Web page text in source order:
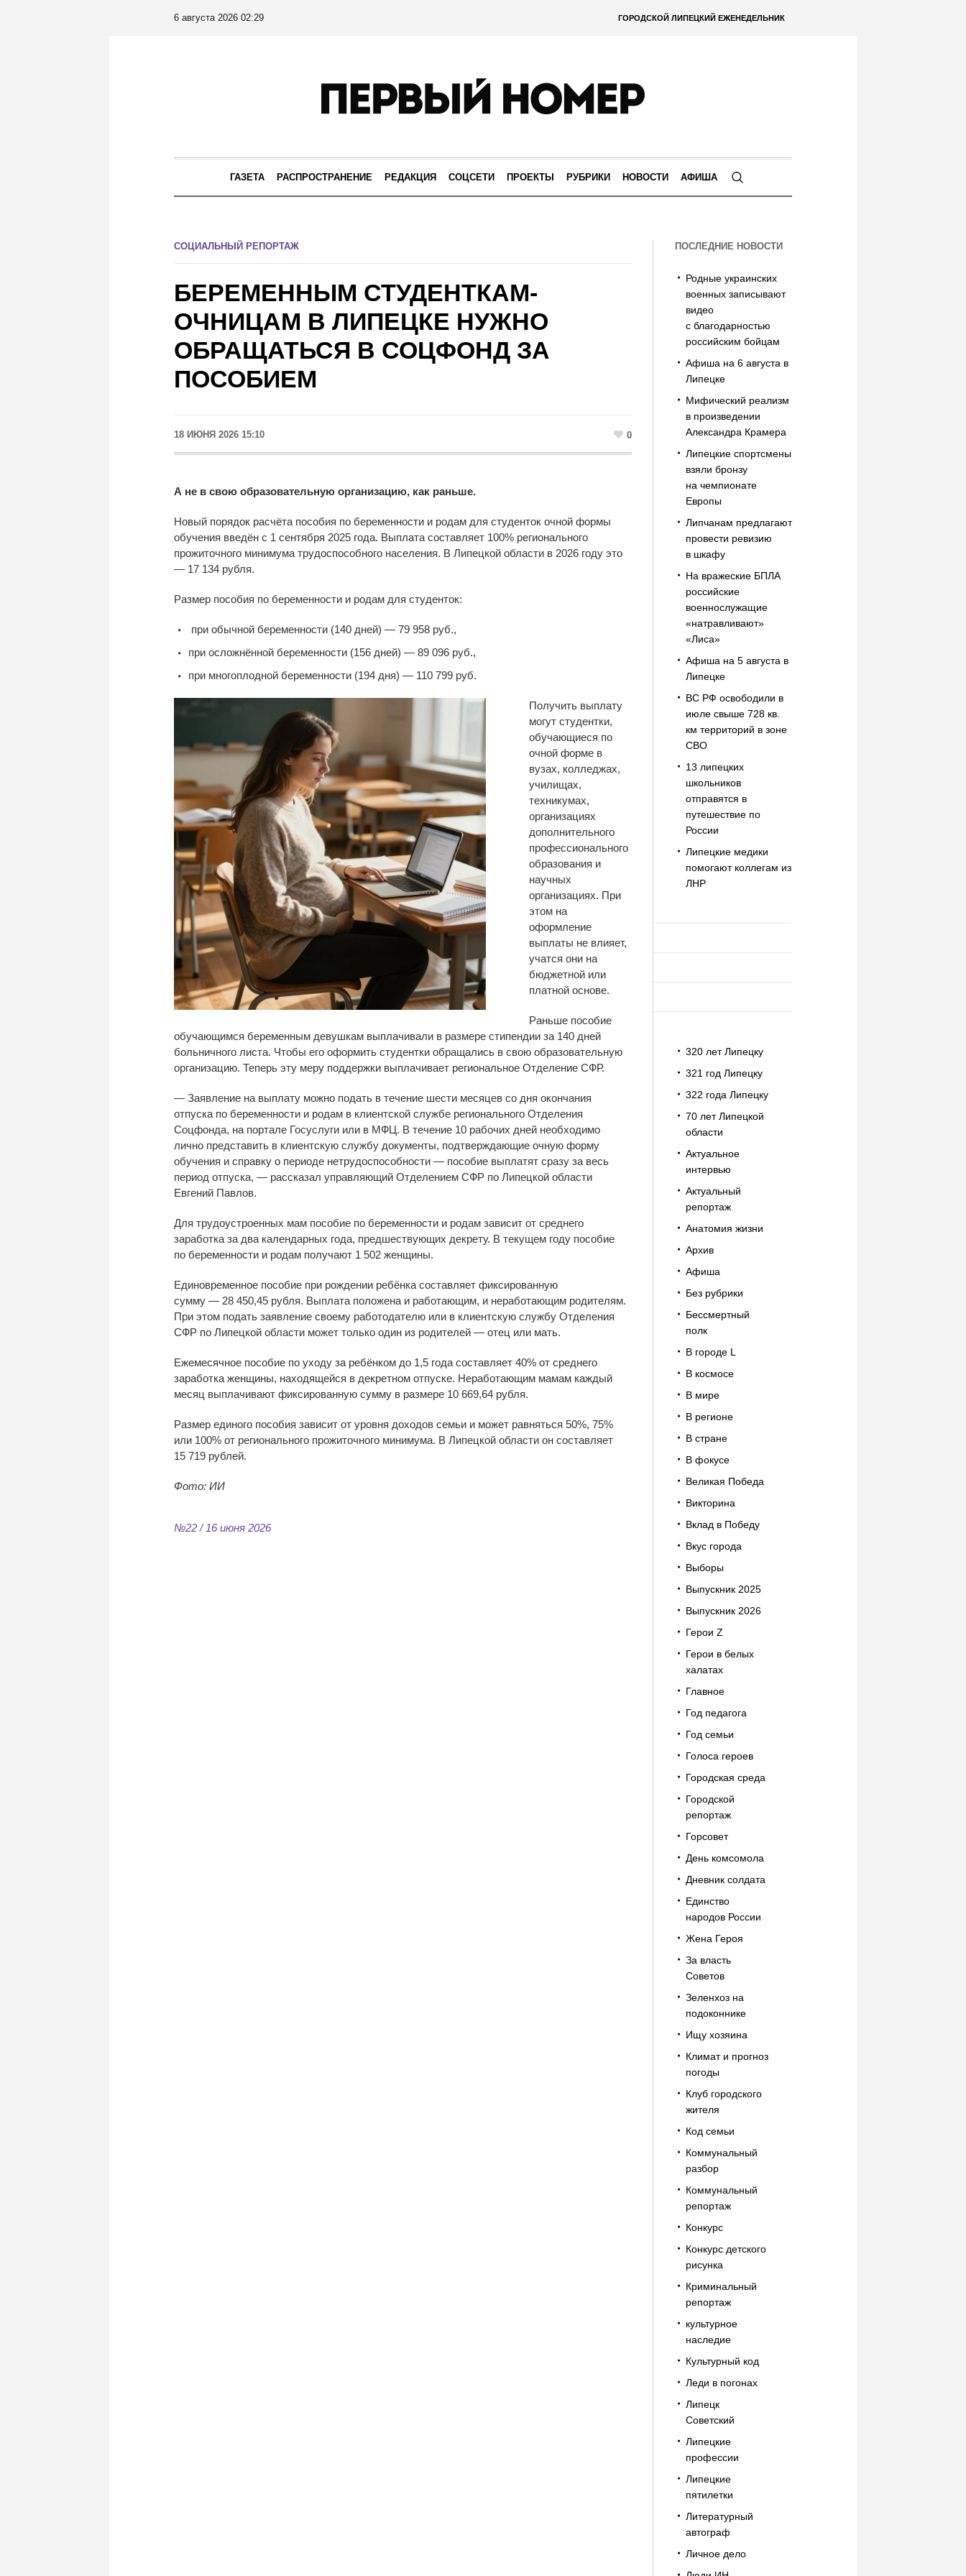
ГОРОДСКОЙ ЛИПЕЦКИЙ ЕЖЕНЕДЕЛЬНИК
6 августа 2026 02:29
ГАЗЕТА РАСПРОСТРАНЕНИЕ РЕДАКЦИЯ СОЦСЕТИ ПРОЕКТЫ РУБРИКИ НОВОСТИ АФИША
СОЦИАЛЬНЫЙ РЕПОРТАЖ
БЕРЕМЕННЫМ СТУДЕНТКАМ-
ОЧНИЦАМ В ЛИПЕЦКЕ НУЖНО
ОБРАЩАТЬСЯ В СОЦФОНД ЗА
ПОСОБИЕМ
18 ИЮНЯ 2026 15:10 0
А не в свою образовательную организацию, как раньше.
Новый порядок расчёта пособия по беременности и родам для студенток очной формы
обучения введён с 1 сентября 2025 года. Выплата составляет 100% регионального
прожиточного минимума трудоспособного населения. В Липецкой области в 2026 году это
— 17 134 рубля.
Размер пособия по беременности и родам для студенток:
при обычной беременности (140 дней) — 79 958 руб.,
при осложнённой беременности (156 дней) — 89 096 руб.,
при многоплодной беременности (194 дня) — 110 799 руб.
Получить выплату
могут студентки,
обучающиеся по
очной форме в
вузах, колледжах,
училищах,
техникумах,
организациях
дополнительного
профессионального
образования и
научных
организациях. При
этом на
оформление
выплаты не влияет,
учатся они на
бюджетной или
платной основе.
Раньше пособие
обучающимся беременным девушкам выплачивали в размере стипендии за 140 дней
больничного листа. Чтобы его оформить студентки обращались в свою образовательную
организацию. Теперь эту меру поддержки выплачивает региональное Отделение СФР.
— Заявление на выплату можно подать в течение шести месяцев со дня окончания
отпуска по беременности и родам в клиентской службе регионального Отделения
Соцфонда, на портале Госуслуги или в МФЦ. В течение 10 рабочих дней необходимо
лично представить в клиентскую службу документы, подтверждающие очную форму
обучения и справку о периоде нетрудоспособности — пособие выплатят сразу за весь
период отпуска, — рассказал управляющий Отделением СФР по Липецкой области
Евгений Павлов.
Для трудоустроенных мам пособие по беременности и родам зависит от среднего
заработка за два календарных года, предшествующих декрету. В текущем году пособие
по беременности и родам получают 1 502 женщины.
Единовременное пособие при рождении ребёнка составляет фиксированную
сумму — 28 450,45 рубля. Выплата положена и работающим, и неработающим родителям.
При этом подать заявление своему работодателю или в клиентскую службу Отделения
СФР по Липецкой области может только один из родителей — отец или мать.
Ежемесячное пособие по уходу за ребёнком до 1,5 года составляет 40% от среднего
заработка женщины, находящейся в декретном отпуске. Неработающим мамам каждый
месяц выплачивают фиксированную сумму в размере 10 669,64 рубля.
Размер единого пособия зависит от уровня доходов семьи и может равняться 50%, 75%
или 100% от регионального прожиточного минимума. В Липецкой области он составляет
15 719 рублей.
Фото: ИИ
№22 / 16 июня 2026
ПОСЛЕДНИЕ НОВОСТИ
Родные украинских
военных записывают
видео
с благодарностью
российским бойцам
Афиша на 6 августа в
Липецке
Мифический реализм
в произведении
Александра Крамера
Липецкие спортсмены
взяли бронзу
на чемпионате
Европы
Липчанам предлагают
провести ревизию
в шкафу
На вражеские БПЛА
российские
военнослужащие
«натравливают»
«Лиса»
Афиша на 5 августа в
Липецке
ВС РФ освободили в
июле свыше 728 кв.
км территорий в зоне
СВО
13 липецких
школьников
отправятся в
путешествие по
России
Липецкие медики
помогают коллегам из
ЛНР
320 лет Липецку
321 год Липецку
322 года Липецку
70 лет Липецкой
области
Актуальное
интервью
Актуальный
репортаж
Анатомия жизни
Архив
Афиша
Без рубрики
Бессмертный
полк
В городе L
В космосе
В мире
В регионе
В стране
В фокусе
Великая Победа
Викторина
Вклад в Победу
Вкус города
Выборы
Выпускник 2025
Выпускник 2026
Герои Z
Герои в белых
халатах
Главное
Год педагога
Год семьи
Голоса героев
Городская среда
Городской
репортаж
Горсовет
День комсомола
Дневник солдата
Единство
народов России
Жена Героя
За власть
Советов
Зеленхоз на
подоконнике
Ищу хозяина
Климат и прогноз
погоды
Клуб городского
жителя
Код семьи
Коммунальный
разбор
Коммунальный
репортаж
Конкурс
Конкурс детского
рисунка
Криминальный
репортаж
культурное
наследие
Культурный код
Леди в погонах
Липецк
Советский
Липецкие
профессии
Липецкие
пятилетки
Литературный
автограф
Личное дело